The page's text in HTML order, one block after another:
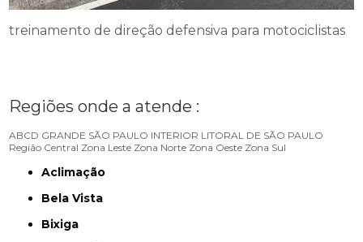
treinamento de direção defensiva para motociclistas
Regiões onde a atende :
ABCD GRANDE SÃO PAULO INTERIOR LITORAL DE SÃO PAULO
Região Central Zona Leste Zona Norte Zona Oeste Zona Sul
Aclimação
Bela Vista
Bixiga